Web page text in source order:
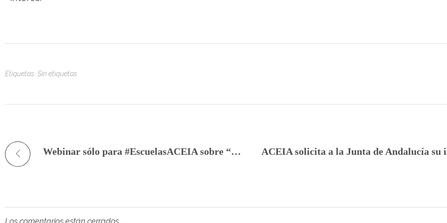
Etiquetas: Sin etiquetas
Webinar sólo para #EscuelasACEIA sobre “Contratación discontinua”, con Sara Romero, de CE Consulting